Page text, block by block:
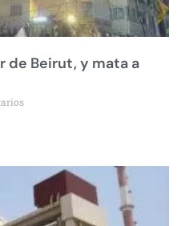
de Beirut, y mata a